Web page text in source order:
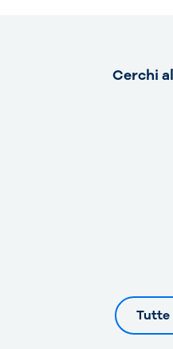
Cerchi
Tutte